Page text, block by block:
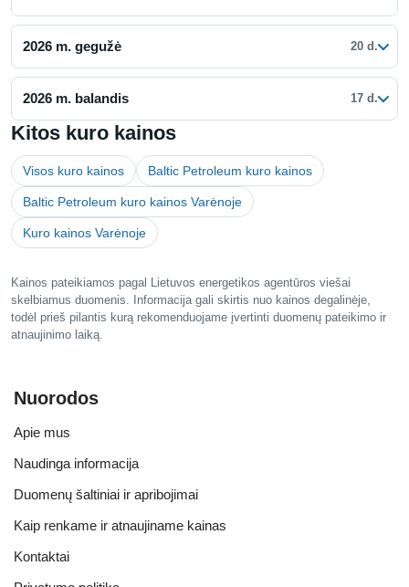
2026 m. gegužė 20 d.
2026 m. balandis 17 d.
Kitos kuro kainos
Visos kuro kainos Baltic Petroleum kuro kainos
Baltic Petroleum kuro kainos Varėnoje
Kuro kainos Varėnoje
Kainos pateikiamos pagal Lietuvos energetikos agentūros viešai
skelbiamus duomenis. Informacija gali skirtis nuo kainos degalinėje,
todėl prieš pilantis kurą rekomenduojame įvertinti duomenų pateikimo ir
atnaujinimo laiką.
Nuorodos
Apie mus
Naudinga informacija
Duomenų šaltiniai ir apribojimai
Kaip renkame ir atnaujiname kainas
Kontaktai